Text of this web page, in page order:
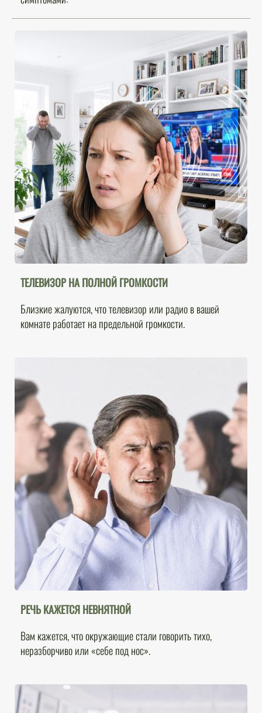
ТЕЛЕВИЗОР НА ПОЛНОЙ ГРОМКОСТИ
Близкие жалуются, что телевизор или радио в вашей
комнате работает на предельной громкости.
РЕЧЬ КАЖЕТСЯ НЕВНЯТНОЙ
Вам кажется, что окружающие стали говорить тихо,
неразборчиво или «себе под нос».